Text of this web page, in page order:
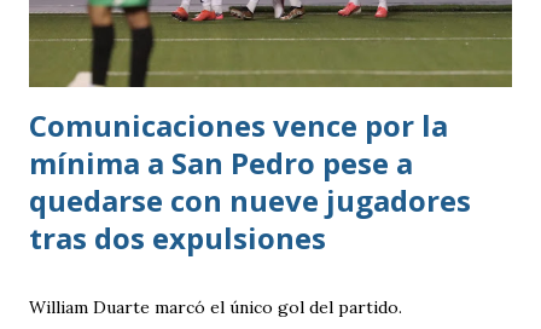
Comunicaciones vence por la
mínima a San Pedro pese a
quedarse con nueve jugadores
tras dos expulsiones
William Duarte marcó el único gol del partido.